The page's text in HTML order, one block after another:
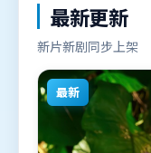
最新更新
新片新剧同步上架
最新